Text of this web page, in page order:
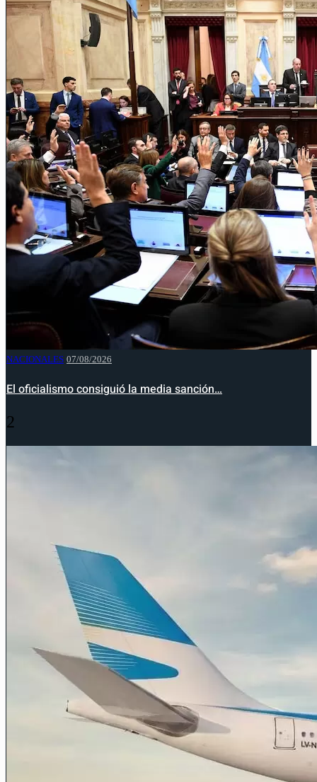
NACIONALES 07/08/2026
El oficialismo consiguió la media sanción…
2